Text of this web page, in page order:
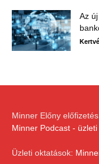
Az
Minner Előny
Minner Podcast -
Üzleti oktatások: